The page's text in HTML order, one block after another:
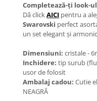
Coliere cu Semilună
Coliere cu Zodii
Coliere cu Flori
Coliere cu Animale
Coliere cu Molecule
Coliere Diverse
BRĂȚĂRI
Completează-ți look-
Dă clickAICI pentru a
Swarovski perfect
un set elegant și
Dimensiuni: cristale -
Inchidere: tip surub
usor de folosit
Ambalaj cadou: Cutie
NEAGRĂ